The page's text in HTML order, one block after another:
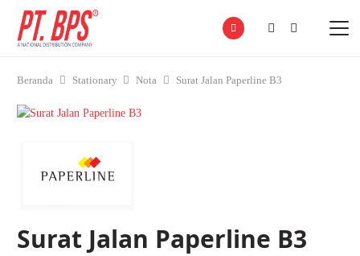
Beranda Stationary Nota Surat Jalan Paperline B3
Surat Jalan Paperline B3